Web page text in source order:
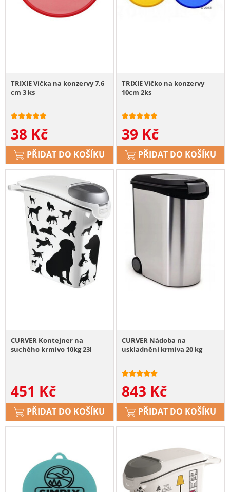
TRIXIE Víčka na konzervy 7,6
cm 3 ks
38 Kč
PŘIDAT DO KOŠÍKU
TRIXIE Víčko na konzervy
10cm 2ks
39 Kč
PŘIDAT DO KOŠÍKU
CURVER Kontejner na
suchého krmivo 10kg 23l
451 Kč
PŘIDAT DO KOŠÍKU
CURVER Nádoba na
uskladnění krmiva 20 kg
843 Kč
PŘIDAT DO KOŠÍKU